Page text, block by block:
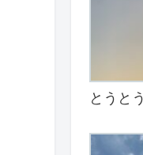
とうと